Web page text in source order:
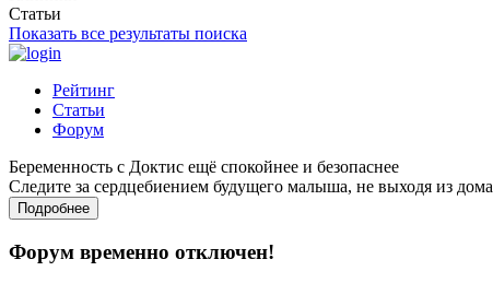
Статьи
Показать все результаты поиска
Рейтинг
Статьи
Форум
Беременность с Доктис ещё спокойнее и безопаснее
Следите за сердцебиением будущего малыша, не выходя из дома
Подробнее
Форум временно отключен!